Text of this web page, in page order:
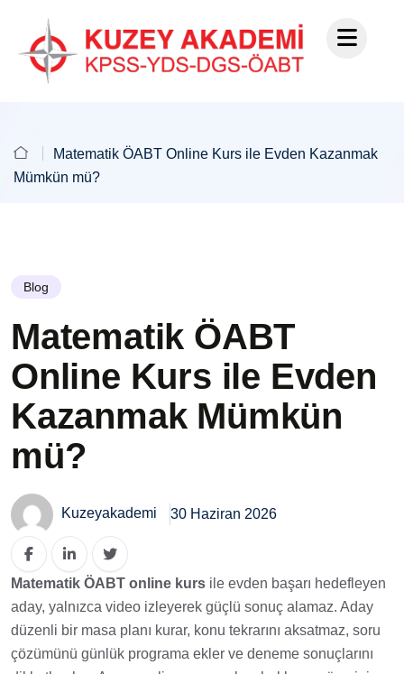
Matematik ÖABT Online Kurs ile Evden Kazanmak
Mümkün mü?
Blog
Matematik ÖABT
Online Kurs ile Evden
Kazanmak Mümkün
mü?
Kuzeyakademi 30 Haziran 2026
Matematik ÖABT online kurs ile evden başarı hedefleyen
aday, yalnızca video izleyerek güçlü sonuç alamaz. Aday
düzenli bir masa planı kurar, konu tekrarını aksatmaz, soru
çözümünü günlük programa ekler ve deneme sonuçlarını